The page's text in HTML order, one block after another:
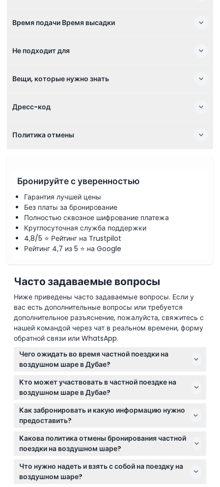
Время подачи Время высадки
Не подходит для
Вещи, которые нужно знать
Дресс-код
Политика отмены
Бронируйте с уверенностью
Гарантия лучшей цены
Без платы за бронирование
Полностью сквозное шифрование платежа
Круглосуточная служба поддержки
4,8/5 ⭐ Рейтинг на Trustpilot
Рейтинг 4,7 из 5 ⭐ на Google
Часто задаваемые вопросы
Ниже приведены часто задаваемые вопросы. Если у
вас есть дополнительные вопросы или требуется
дополнительное разъяснение, пожалуйста, свяжитесь с
нашей командой через чат в реальном времени, форму
обратной связи или WhatsApp.
Чего ожидать во время частной поездки на
воздушном шаре в Дубае?
Вы насладитесь спокойным полётом на рассвете
продолжительностью около 40-60 минут над
потрясающим пустынным ландшафтом Дубая,
затем вас ждёт изысканный завтрак в уединённом
бедуинском лагере, короткая прогулка на
по заповеднику дикой природы в Резерве охраны
пустыни Дубая.
Кто может участвовать в частной поездке на
воздушном шаре в Дубае?
Это мероприятие подходит для гостей в возрасте от
7 лет и старше, дети от 7 до 11 лет допускаются, а с
12 лет считаются взрослыми. Беременным
женщинам участие запрещено из соображений
безопасности.
Как забронировать и какую информацию нужно
предоставить?
Вы можете легко забронировать частную поездку
на воздушном шаре онлайн на этом сайте. Для
каждого гостя необходимо предоставить номер
паспорта, национальность, дату рождения, адрес
электронной почты и номер телефона.
Какова политика отмены бронирования частной
поездки на воздушном шаре?
Отмена более чем за 48 часов до события
предполагает полный возврат средств за вычетом
банковских комиссий, при отмене между 24 и 48
Что нужно надеть и взять с собой на поездку на
воздушном шаре?